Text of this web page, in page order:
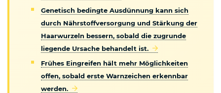
Genetisch bedingte Ausdünnung kann sich
durch Nährstoffversorgung und Stärkung der
Haarwurzeln bessern, sobald die zugrunde
liegende Ursache behandelt ist.
Frühes Eingreifen hält mehr Möglichkeiten
offen, sobald erste Warnzeichen erkennbar
werden.